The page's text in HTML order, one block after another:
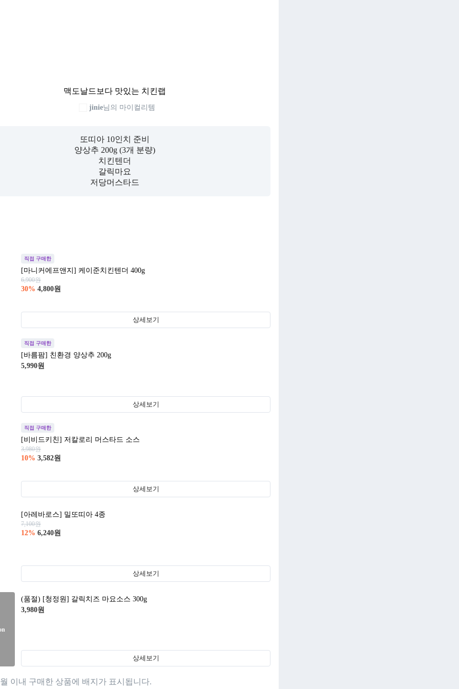
맥도날드보다 맛있는 치킨랩
jinie님의 마이컬리템
또띠아 10인치 준비
양상추 200g (3개 분량)
치킨텐더
갈릭마요
저당머스타드
직접 구매한
[마니커에프앤지] 케이준치킨텐더 400g
6,900원
30% 4,800원
상세보기
직접 구매한
[바름팜] 친환경 양상추 200g
5,990원
상세보기
직접 구매한
[비비드키친] 저칼로리 머스타드 소스
3,980원
10% 3,582원
상세보기
[아레바로스] 밀또띠아 4종
7,100원
12% 6,240원
상세보기
(품절) [청정원] 갈릭치즈 마요소스 300g
3,980원
상세보기
이내 구매한 상품에 배지가 표시됩니다.